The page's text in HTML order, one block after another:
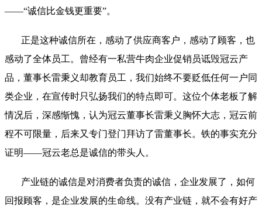
——“诚信比金钱更重要”。
正是这种诚信所在，感动了供应商客户，感动了顾客，也
感动了全体员工。曾经有一私营牛肉企业促销员诋毁冠云产
品，董事长雷秉义却教育员工，我们始终不要贬低任何一户同
类企业，在宣传时只弘扬我们的特点即可。这位个体老板了解
情况后，深感惭愧，认为冠云董事长雷秉义胸怀大志，冠云前
程不可限量，后来又专门登门拜访了雷董事长。铁的事实充分
证明——冠云老总是诚信的带头人。
产业链的诚信是对消费者负责的诚信，企业发展了，如何
回报顾客，是企业发展的生命线。没有产业链，就不会有好产